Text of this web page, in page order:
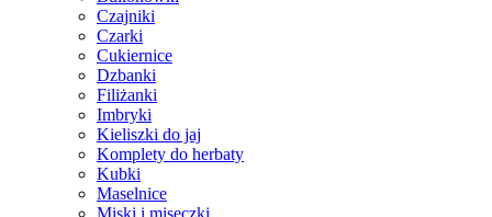
Czajniki
Czarki
Cukiernice
Dzbanki
Filiżanki
Imbryki
Kieliszki do jaj
Komplety do herbaty
Kubki
Maselnice